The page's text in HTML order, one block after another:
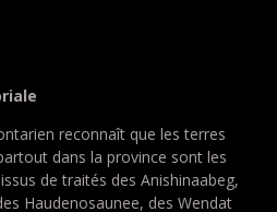
reconnaît que les terres
dans la province sont les
de traités des Anishinaabeg,
Haudenosaunee, des Wendat